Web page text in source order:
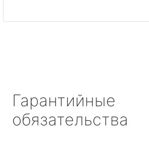
Гарантийные
обязательства